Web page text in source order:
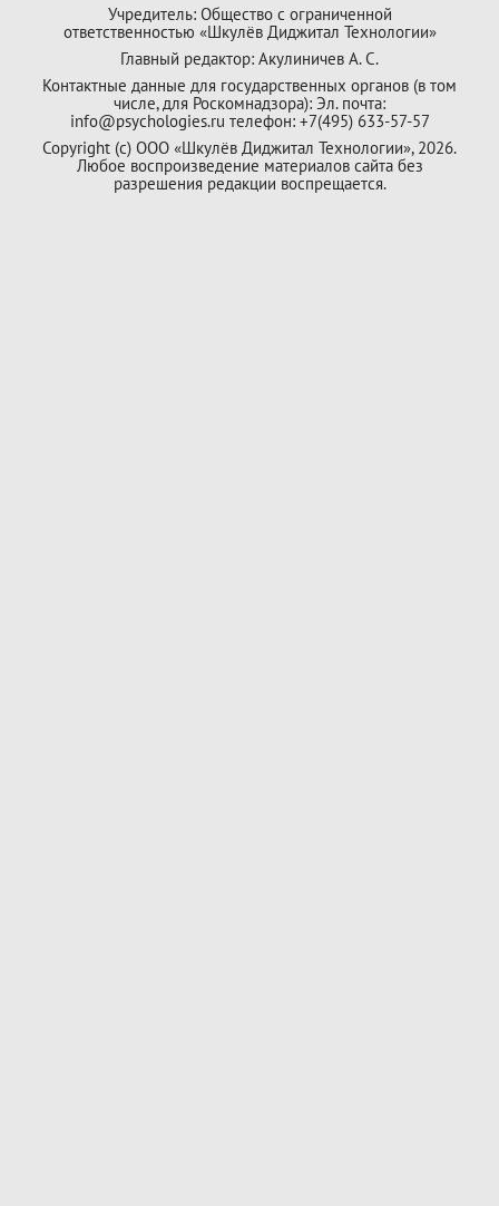
Учредитель: Общество с ограниченной
ответственностью «Шкулёв Диджитал Технологии»
Главный редактор: Акулиничев А. С.
Контактные данные для государственных органов (в том
числе, для Роскомнадзора): Эл. почта:
info@psychologies.ru телефон: +7(495) 633-57-57
Copyright (с) ООО «Шкулёв Диджитал Технологии», 2026.
Любое воспроизведение материалов сайта без
разрешения редакции воспрещается.